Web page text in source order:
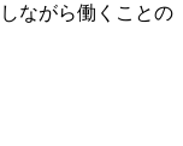
ながら働くことの